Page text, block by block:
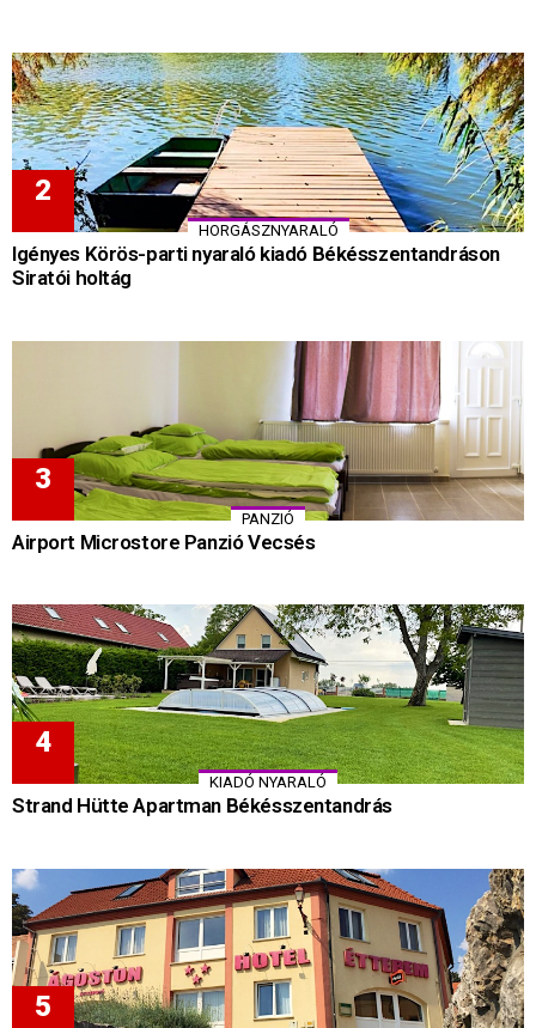
HORGÁSZNYARALÓ
Igényes Körös-parti nyaraló kiadó Békésszentandráson
Siratói holtág
PANZIÓ
Airport Microstore Panzió Vecsés
KIADÓ NYARALÓ
Strand Hütte Apartman Békésszentandrás